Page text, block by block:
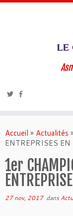
Accueil » Actualités »
ENTREPRISES
1er
27 nov, 2017dans